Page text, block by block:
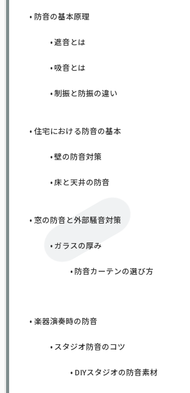
防音の基本原理
遮音とは
吸音とは
制振と防振の違い
住宅における防音の基本
壁の防音対策
床と天井の防音
窓の防音と外部騒音対策
ガラスの厚み
防音カーテンの選び方
楽器演奏時の防音
スタジオ防音のコツ
DIYスタジオの防音素材